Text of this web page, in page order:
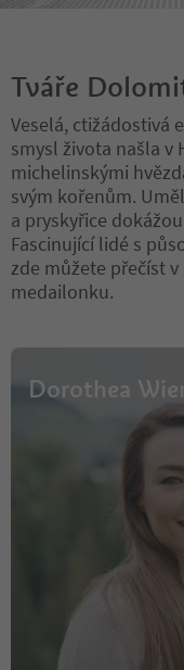
The exhibition will be
visitors until
Opening Hours
Monday - Friday: 8:00
PM
Thursday: 8:00 AM –
4:00 PM – 6:30 PM
Tváře
Veselá, ctižádostivá
smysl života našla v
michelinskými
svým kořenům.
a pryskyřice
Fascinující lidé s
zde můžete přečíst
medailonku.
Dorothea